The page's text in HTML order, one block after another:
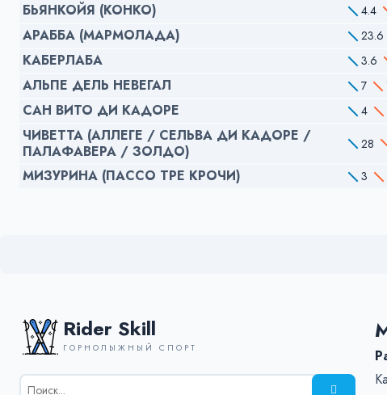
БЬЯНКОЙЯ (КОНКО) 4.4
АРАББА (МАРМОЛАДА) 23.6
КАБЕРЛАБА 3.6
АЛЬПЕ ДЕЛЬ НЕВЕГАЛ 7
САН ВИТО ДИ КАДОРЕ 4
ЧИВЕТТА (АЛЛЕГЕ / СЕЛЬВА ДИ КАДОРЕ /
ПАЛАФАВЕРА / ЗОЛДО)
28
МИЗУРИНА (ПАССО ТРЕ КРОЧИ) 3
Rider Skill
ГОРНОЛЫЖНЫЙ СПОРТ
Результаты